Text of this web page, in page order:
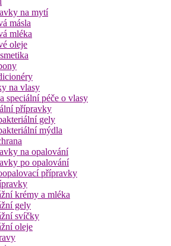
na mytí
másla
mléka
oleje
na vlasy
speciální péče o vlasy
přípravky
gely
mýdla
na opalování
po opalování
přípravky
krémy a mléka
gely
svíčky
oleje